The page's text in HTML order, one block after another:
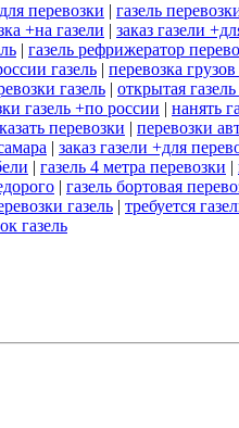
перевозки | газель
+на газели | заказ газели
| газель рефрижератор
газель | перевозка грузов
газель | открытая
газель +по россии | нанять
перевозки | перевозки
| заказ газели +для
| газель 4 метра перевозки |
| газель бортовая
газель | требуется
газель